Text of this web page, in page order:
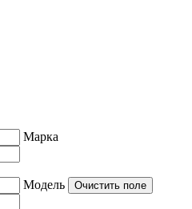
Марка
Модель
Очистить поле